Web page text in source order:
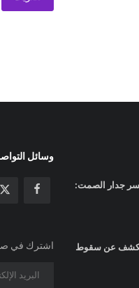
جدار الصمت:
تكشف عن سقوط
وسائل
اشترك في